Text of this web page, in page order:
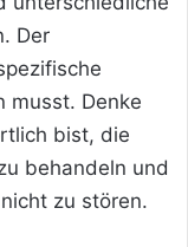
Der
musst. Denke
bist, die
behandeln und
zu stören.